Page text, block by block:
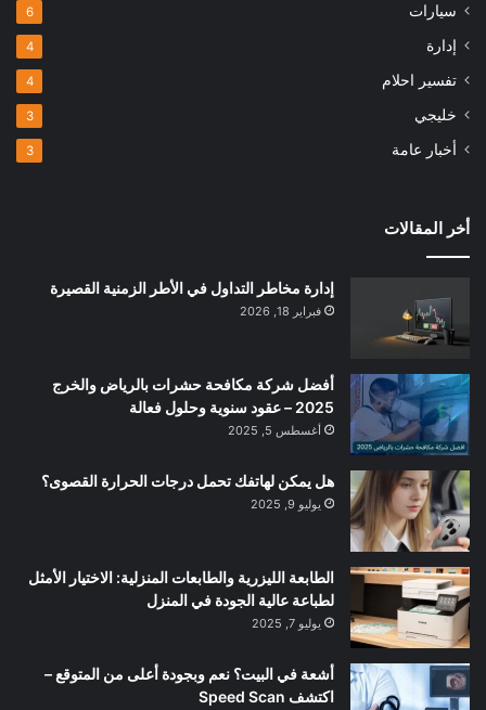
سيارات 6
إدارة 4
تفسير احلام 4
خليجي 3
أخبار عامة 3
أخر المقالات
إدارة مخاطر التداول في الأطر الزمنية القصيرة
فبراير 18, 2026
أفضل شركة مكافحة حشرات بالرياض والخرج
2025 – عقود سنوية وحلول فعالة
أغسطس 5, 2025
هل يمكن لهاتفك تحمل درجات الحرارة القصوى؟
يوليو 9, 2025
الطابعة الليزرية والطابعات المنزلية: الاختيار الأمثل
لطباعة عالية الجودة في المنزل
يوليو 7, 2025
أشعة في البيت؟ نعم وبجودة أعلى من المتوقع –
اكتشف Speed Scan